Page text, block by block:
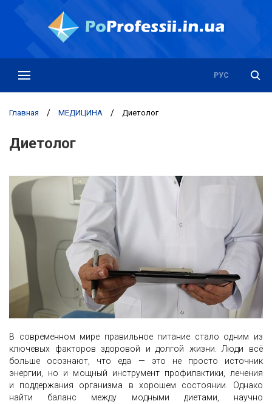
РУС
УКР
Главная / МЕДИЦИНА / Диетолог
Диетолог
В современном мире правильное питание стало одним из
ключевых факторов здоровой и долгой жизни. Люди всё
больше осознают, что еда — это не просто источник
энергии, но и мощный инструмент профилактики, лечения
и поддержания организма в хорошем состоянии. Однако
найти баланс между модными диетами, научно